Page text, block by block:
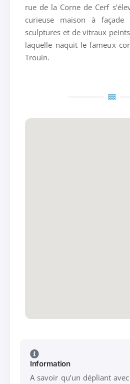
rue de la Corne de Cerf
curieuse maison à
sculptures et de vitraux
laquelle naquit le fameux
Trouin.
Information
A savoir qu’un dépliant